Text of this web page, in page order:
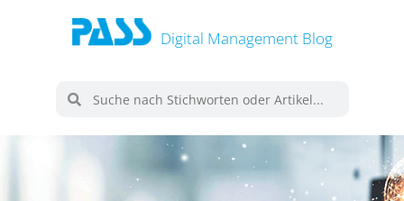
Digital Management Blog